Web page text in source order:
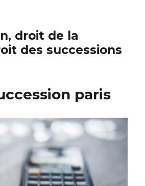
droit de la
des successions
paris